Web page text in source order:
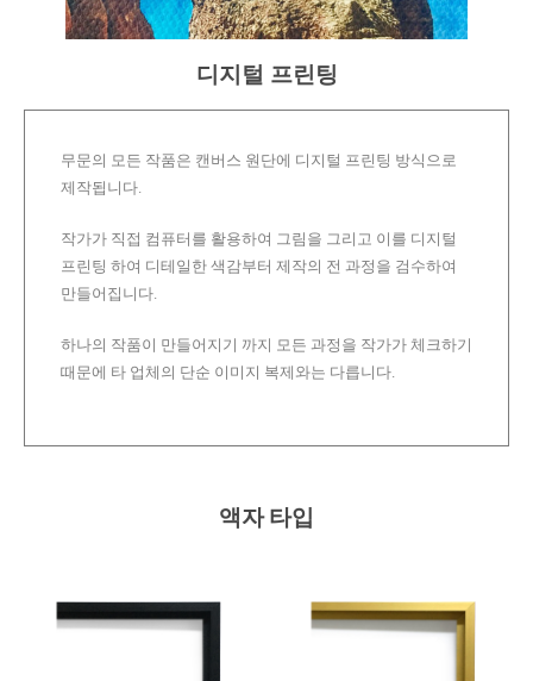
디지털 프린팅
무문의 모든 작품은 캔버스 원단에 디지털 프린팅 방식으로
제작됩니다.
작가가 직접 컴퓨터를 활용하여 그림을 그리고 이를 디지털
프린팅 하여 디테일한 색감부터 제작의 전 과정을 검수하여
만들어집니다.
하나의 작품이 만들어지기 까지 모든 과정을 작가가 체크하기
때문에 타 업체의 단순 이미지 복제와는 다릅니다.
액자 타입